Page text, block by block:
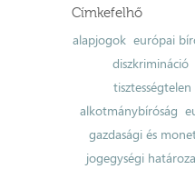
Címkefelhő
alapjogok európai
diszkrimináció
alkotmánybíróság
gazdasági és
jogegységi